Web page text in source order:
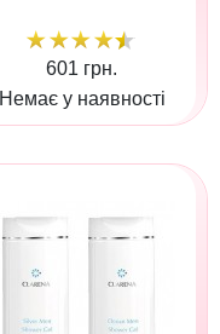
601 грн.
Немає у наявності